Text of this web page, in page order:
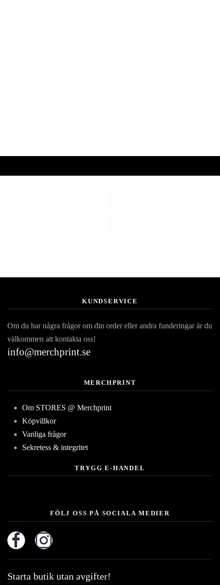
KUNDSERVICE
Om du har några frågor om din order eller andra funderingar är du
välkommen att kontakta oss!
info@merchprint.se
MERCHPRINT
Om STORES @ Merchprint
Köpvillkor
Vanliga frågor
Sekretess & integritet
TRYGG E-HANDEL
FÖLJ OSS PÅ SOCIALA MEDIER
Starta butik utan avgifter!